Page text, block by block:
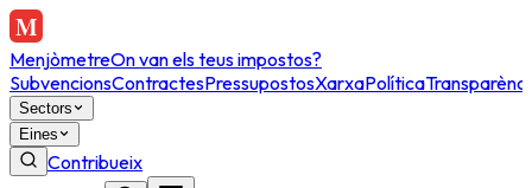
MenjòmetreOn van els teus impostos?
SubvencionsContractesPressupostosXarxaPolítica
Sectors
Eines
Contribueix